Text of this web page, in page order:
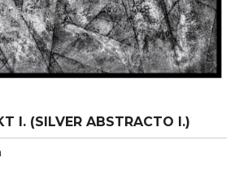
I. (SILVER ABSTRACTO I.)